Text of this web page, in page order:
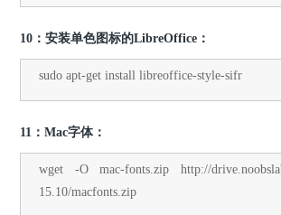
10：安装单色图标的LibreOffice：
sudo apt-get install libreoffice-style-sifr
11：Mac字体：
wget -O mac-fonts.zip http://
15.10/macfonts.zip